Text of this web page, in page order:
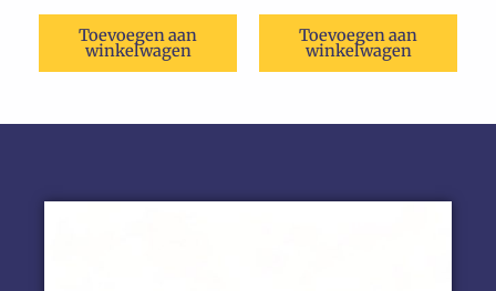
Toevoegen aan
winkelwagen
Toevoegen aan
winkelwagen